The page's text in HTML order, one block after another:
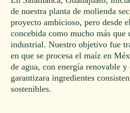
de nuestra planta de molienda
proyecto ambicioso, pero desde
concebida como mucho más que
industrial. Nuestro objetivo fue
en que se procesa el maíz en
de agua, con energía renovable
garantizara ingredientes
sostenibles.